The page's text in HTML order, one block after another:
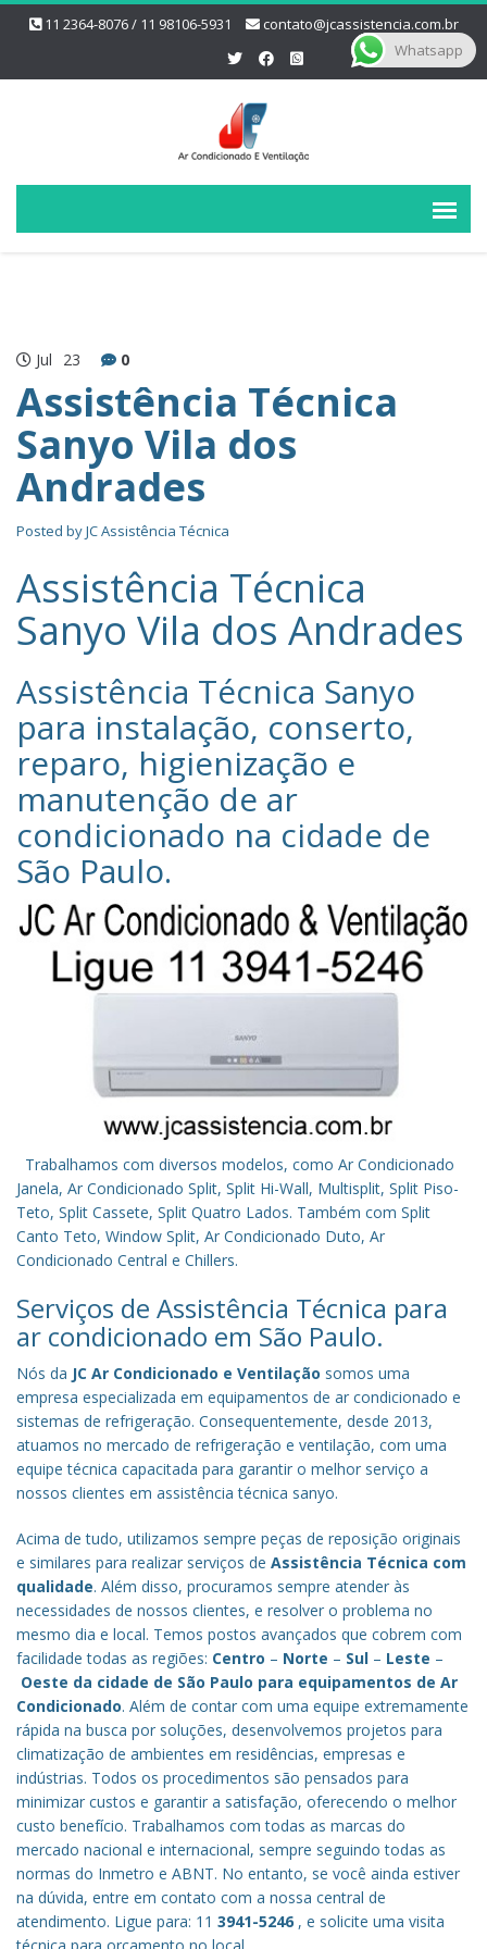
11 2364-8076 / 11 98106-5931 contato@jcassistencia.com.br
Jul 23 0
Assistência Técnica
Sanyo Vila dos
Andrades
Posted byJC Assistência Técnica
Assistência Técnica
Sanyo Vila dos Andrades
Assistência Técnica Sanyo‎
para instalação, conserto,
reparo, higienização e
manutenção de ar
condicionado na cidade de
São Paulo.
Trabalhamos com diversos modelos, como Ar Condicionado
Janela, Ar Condicionado Split, Split Hi-Wall, Multisplit, Split Piso-
Teto, Split Cassete, Split Quatro Lados. Também com Split
Canto Teto, Window Split, Ar Condicionado Duto, Ar
Condicionado Central e Chillers.
Serviços de Assistência Técnica para
ar condicionado em São Paulo.
Nós da JC Ar Condicionado e Ventilação somos uma
empresa especializada em equipamentos de ar condicionado e
sistemas de refrigeração. Consequentemente, desde 2013,
atuamos no mercado de refrigeração e ventilação, com uma
equipe técnica capacitada para garantir o melhor serviço a
nossos clientes em assistência técnica sanyo.
Acima de tudo, utilizamos sempre peças de reposição originais
e similares para realizar serviços de Assistência Técnica com
qualidade. Além disso, procuramos sempre atender às
necessidades de nossos clientes, e resolver o problema no
mesmo dia e local. Temos postos avançados que cobrem com
facilidade todas as regiões: Centro – Norte – Sul – Leste –
Oeste da cidade de São Paulo para equipamentos de Ar
Condicionado. Além de contar com uma equipe extremamente
rápida na busca por soluções, desenvolvemos projetos para
climatização de ambientes em residências, empresas e
indústrias. Todos os procedimentos são pensados para
minimizar custos e garantir a satisfação, oferecendo o melhor
custo benefício. Trabalhamos com todas as marcas do
mercado nacional e internacional, sempre seguindo todas as
normas do Inmetro e ABNT. No entanto, se você ainda estiver
na dúvida, entre em contato com a nossa central de
atendimento. Ligue para: 11 3941-5246 , e solicite uma visita
Whatsapp